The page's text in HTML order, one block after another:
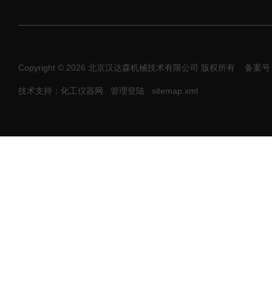
Copyright © 2026 北京汉达森机械技术有限公司 版权所有 备案
技术支持：化工仪器网 管理登陆 sitemap.xml